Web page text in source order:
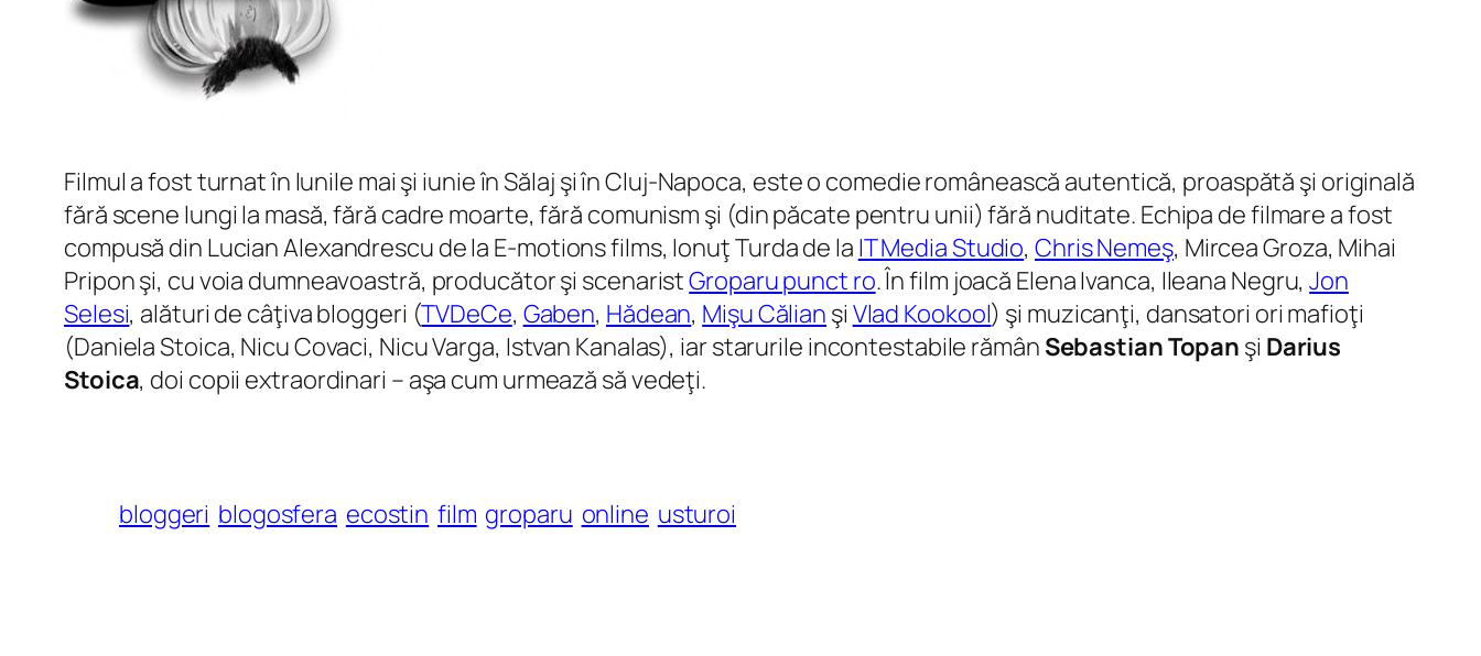
Filmul a fost turnat în lunile mai şi iunie în Sălaj şi în Cluj-Napoca, este o comedie românească autentică, proaspătă şi originală
fără scene lungi la masă, fără cadre moarte, fără comunism şi (din păcate pentru unii) fără nuditate. Echipa de filmare a fost
compusă din Lucian Alexandrescu de la E-motions films, Ionuţ Turda de la IT Media Studio,Chris Nemeş, Mircea Groza, Mihai
Pripon şi, cu voia dumneavoastră, producător şi scenaristGroparu punct ro. În film joacă Elena Ivanca, Ileana Negru,Jon
Selesi, alături de câţiva bloggeri (TVDeCe, Gaben, Hădean, Mişu Călian şi Vlad Kookool) şi muzicanţi, dansatori ori mafioţi
(Daniela Stoica, Nicu Covaci, Nicu Varga, Istvan Kanalas), iar starurile incontestabile rămân Sebastian Topan şi Darius
Stoica, doi copii extraordinari – aşa cum urmează să vedeţi.
bloggeri blogosfera ecostin film groparu online usturoi